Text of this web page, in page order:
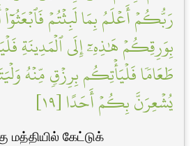
رَبُّكُمۡ أَعۡلَمُ بِمَا لَبِثۡتُمۡ
بِوَرِقِكُمۡ هَٰذِهِۦٓ إِلَى ٱلۡمَدِينَةِ
طَعَامٗا فَلۡيَأۡتِكُم بِرِزۡقٖ مِّنۡهُ
يُشۡعِرَنَّ بِكُمۡ أَحَدًا [١٩]
கேட்டுக்